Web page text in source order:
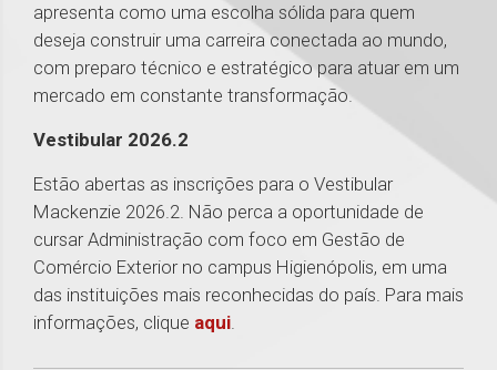
apresenta como uma escolha sólida para quem
deseja construir uma carreira conectada ao mundo,
com preparo técnico e estratégico para atuar em um
mercado em constante transformação.
Vestibular 2026.2
Estão abertas as inscrições para o Vestibular
Mackenzie 2026.2. Não perca a oportunidade de
cursar Administração com foco em Gestão de
Comércio Exterior no campus Higienópolis, em uma
das instituições mais reconhecidas do país. Para mais
informações, clique aqui.